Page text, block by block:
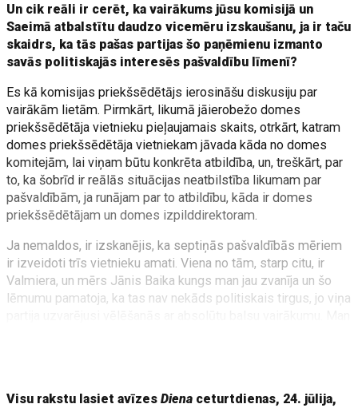
Un cik reāli ir cerēt, ka vairākums jūsu komisijā un
Saeimā atbalstītu daudzo vicemēru izskaušanu, ja ir taču
skaidrs, ka tās pašas partijas šo paņēmienu izmanto
savās politiskajās interesēs pašvaldību līmenī?
Es kā komisijas priekšsēdētājs ierosināšu diskusiju par
vairākām lietām. Pirmkārt, likumā jāierobežo domes
priekšsēdētāja vietnieku pieļaujamais skaits, otrkārt, katram
domes priekšsēdētāja vietniekam jāvada kāda no domes
komitejām, lai viņam būtu konkrēta atbildība, un, treškārt, par
to, ka šobrīd ir reālās situācijas neatbilstība likumam par
pašvaldībām, ja runājam par to atbildību, kāda ir domes
priekšsēdētājam un domes izpilddirektoram.
Ja nemaldos, ir izskanējis, ka septiņās pašvaldībās mēriem
ir izveidoti trīs vietnieku amati. Viena no tām, starp citu, ir
Valmiera, un mērs Jānis Baika kungs man jau zvanīja un šo
lēmumu pamatoja, ka tas nav nekāds politiskais tirgus, jo viņa
Visu rakstu lasiet avīzesDiena ceturtdienas, 24. jūlija,